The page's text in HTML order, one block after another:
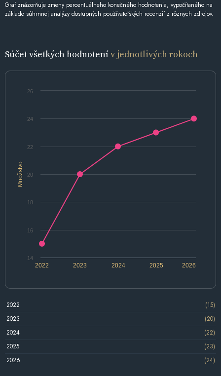
Graf znázorňuje zmeny percentuálneho konečného hodnotenia, vypočítaného na
základe súhrnnej analýzy dostupných používateľských recenzií z rôznych zdrojov.
Súčet všetkých hodnotenív jednotlivých rokoch
Množstvo
2022 2024 2026
2023 2025
14
16
18
20
22
24
26
2022
(15)
2023
(20)
2024
(22)
2025
(23)
2026
(24)